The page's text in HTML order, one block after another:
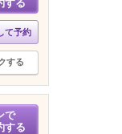
する
て予約
する
で
する